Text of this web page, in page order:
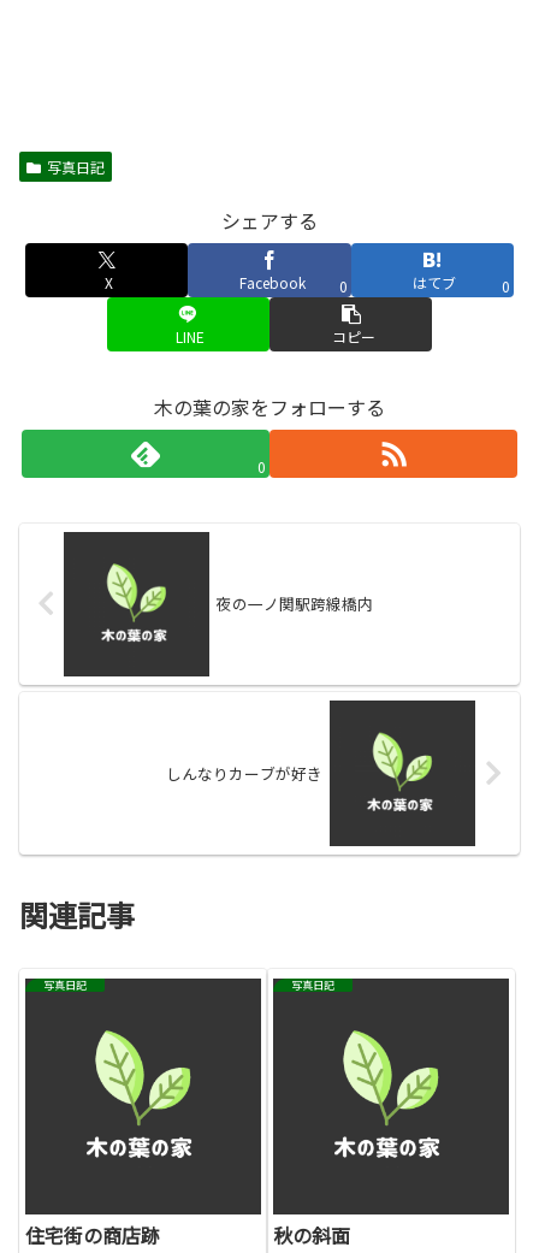
写真日記
シェアする
X Facebook 0 はてブ 0
LINE コピー
木の葉の家をフォローする
0
夜の一ノ関駅跨線橋内
しんなりカーブが好き
関連記事
写真日記
住宅街の商店跡
写真日記
秋の斜面